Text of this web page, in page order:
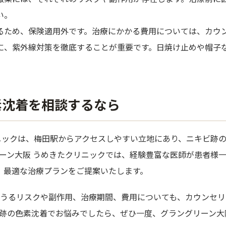
め、保険適用外です。治療にかかる費用については、カ
紫外線対策を徹底することが重要です。日焼け止めや帽
着を相談するなら
クは、梅田駅からアクセスしやすい立地にあり、ニキビ跡
ン大阪 うめきたクリニックでは、経験豊富な医師が患者様
適な治療プランをご提案いたします。
るリスクや副作用、治療期間、費用についても、カウンセ
の色素沈着でお悩みでしたら、ぜひ一度、グラングリーン